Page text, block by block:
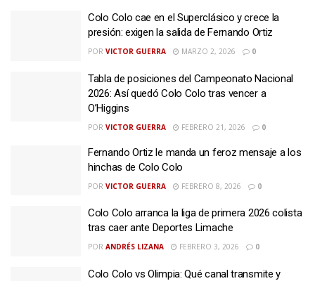
Colo Colo cae en el Superclásico y crece la
presión: exigen la salida de Fernando Ortiz
POR VICTOR GUERRA MARZO 2, 2026 0
Tabla de posiciones del Campeonato Nacional
2026: Así quedó Colo Colo tras vencer a
O’Higgins
POR VICTOR GUERRA FEBRERO 21, 2026 0
Fernando Ortiz le manda un feroz mensaje a los
hinchas de Colo Colo
POR VICTOR GUERRA FEBRERO 8, 2026 0
Colo Colo arranca la liga de primera 2026 colista
tras caer ante Deportes Limache
POR ANDRÉS LIZANA FEBRERO 3, 2026 0
Colo Colo vs Olimpia: Qué canal transmite y